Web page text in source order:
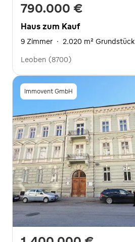
790.000 €
Haus zum Kauf
9 Zimmer · 2.020 m² Grundstück
Leoben (8700)
Immovent GmbH